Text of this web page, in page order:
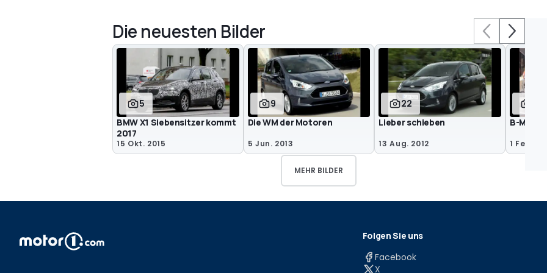
Die neuesten Bilder
5
BMW X1 Siebensitzer kommt
2017
15 Okt. 2015
9
Die WM der Motoren
5 Jun. 2013
22
Lieber schieben
13 Aug. 2012
B-Max
1 Feb.
MEHR BILDER
Folgen Sie uns
Facebook
X